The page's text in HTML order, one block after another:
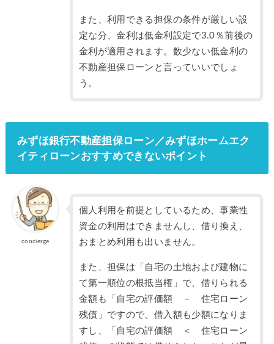
また、利用できる担保の条件が厳しい設
定な分、金利は低金利設定で3.0％前後の
金利が適用されます。数少ない低金利の
不動産担保ローンと言っていいでしょ
う。
みずほ銀行不動産担保ローン／みずほホームエク
イティローンおすすめできないポイント
concierge
個人利用を前提としているため、事業性
資金の利用はできませんし、借り換え、
おまとめ利用も出いません。
また、担保は「自宅の土地および建物に
て第一順位の根抵当権」で、借りられる
金額も「自宅の評価額 － 住宅ローン
残債」ですので、借入額も少額になりま
すし、「自宅の評価額 ＜ 住宅ローン